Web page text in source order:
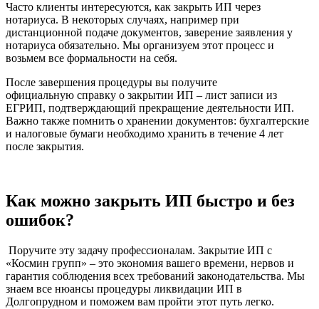
Часто клиенты интересуются, как закрыть ИП через
нотариуса. В некоторых случаях, например при
дистанционной подаче документов, заверение заявления у
нотариуса обязательно. Мы организуем этот процесс и
возьмем все формальности на себя.
После завершения процедуры вы получите
официальную справку о закрытии ИП – лист записи из
ЕГРИП, подтверждающий прекращение деятельности ИП.
Важно также помнить о хранении документов: бухгалтерские
и налоговые бумаги необходимо хранить в течение 4 лет
после закрытия.
Как можно закрыть ИП быстро и без
ошибок?
Поручите эту задачу профессионалам. Закрытие ИП с
«Космин групп» – это экономия вашего времени, нервов и
гарантия соблюдения всех требований законодательства. Мы
знаем все нюансы процедуры ликвидации ИП в
Долгопрудном и поможем вам пройти этот путь легко.